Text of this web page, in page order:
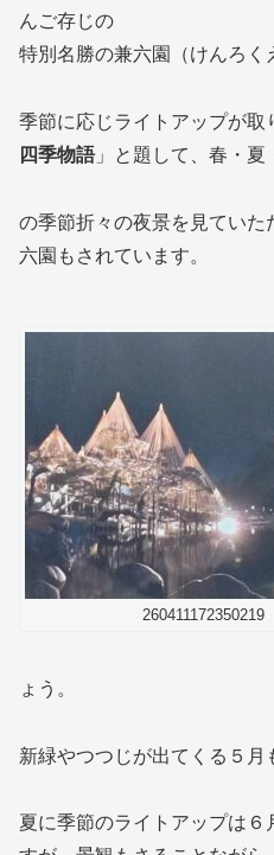
んご存じの
特別名勝の兼六園（けんろく
季節に応じライトアップが取
四季物語」と題して、春・夏
の季節折々の夜景を見てい
六園もされています。
260411172350219
ょう。
新緑やつつじが出てくる５月
夏に季節のライトアップは６